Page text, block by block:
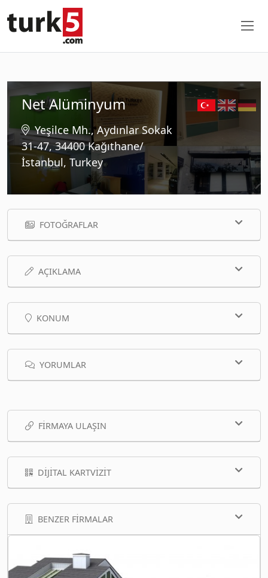
Net Alüminyum
Yeşilce Mh., Aydınlar Sokak
31-47, 34400 Kağıthane/
İstanbul, Turkey
FOTOĞRAFLAR
AÇIKLAMA
KONUM
YORUMLAR
FIRMAYA ULAŞIN
DIJITAL KARTVIZIT
BENZER FIRMALAR